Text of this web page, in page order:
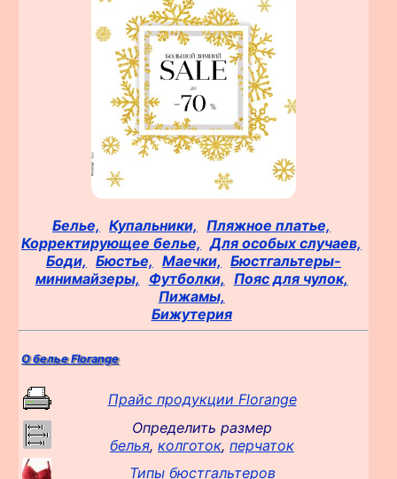
Белье, Купальники,
Пляжное платье,
Корректирующее белье,
Для особых случаев,
Боди,
Бюстье, Маечки,
Бюстгальтеры-
минимайзеры,
Футболки, Пояс для чулок,
Пижамы,
Бижутерия
О белье Florange
Прайс продукции Florange
Определить размер
белья, колготок, перчаток
Типы бюстгальтеров